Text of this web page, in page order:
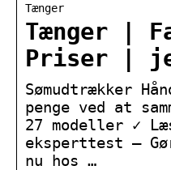
Tænger
Tænger |
Priser |
Sømudtrækker
penge ved at
27 modeller ✓
eksperttest –
nu hos …